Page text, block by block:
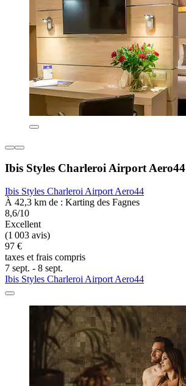
Ibis Styles Charleroi Airport Aero44
Ibis Styles Charleroi Airport Aero44
À 42,3 km de : Karting des Fagnes
8,6/10
Excellent
(1 003 avis)
97 €
taxes et frais compris
7 sept. - 8 sept.
Ibis Styles Charleroi Airport Aero44